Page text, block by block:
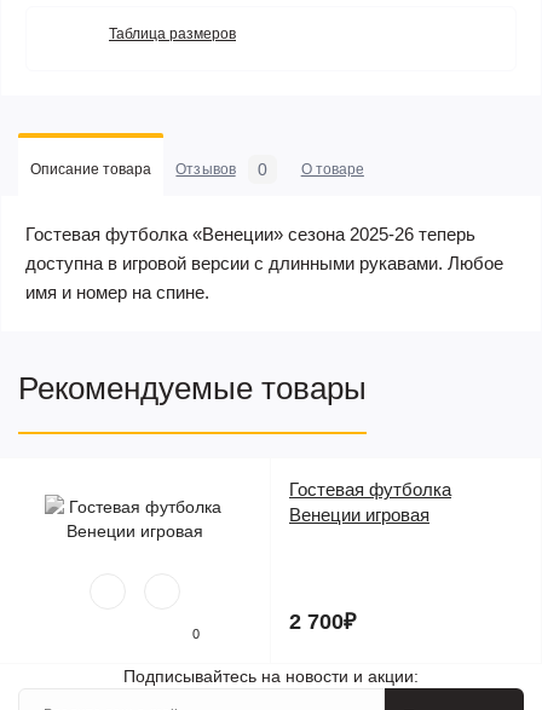
Таблица размеров
Описание товара Отзывов 0 О товаре
Гостевая футболка «Венеции» сезона 2025-26 теперь
доступна в игровой версии с длинными рукавами. Любое
имя и номер на спине.
Рекомендуемые товары
0
Гостевая футболка
Венеции игровая
2 700₽
Подписывайтесь на новости и акции: